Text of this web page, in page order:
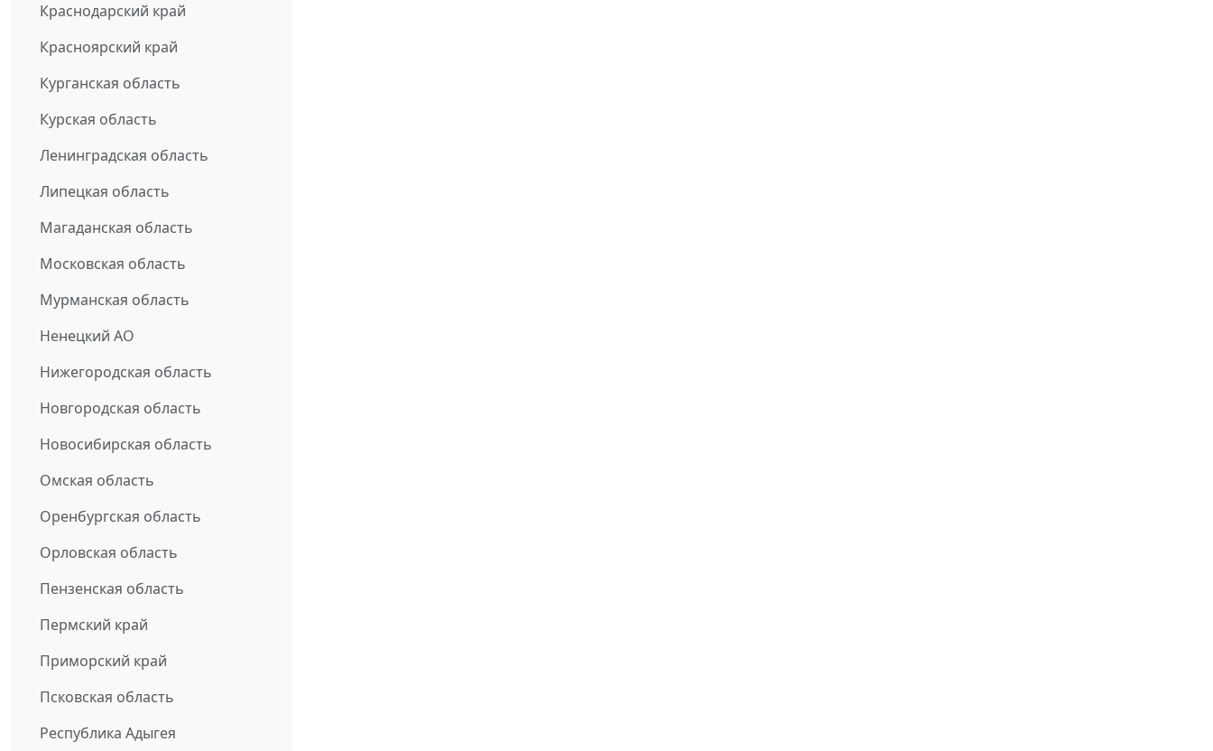
Краснодарский край
Красноярский край
Курганская область
Курская область
Ленинградская область
Липецкая область
Магаданская область
Московская область
Мурманская область
Ненецкий АО
Нижегородская область
Новгородская область
Новосибирская область
Омская область
Оренбургская область
Орловская область
Пензенская область
Пермский край
Приморский край
Псковская область
Республика Адыгея